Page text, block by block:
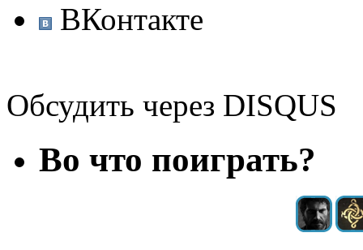
ВКонтакте
Обсудить через DISQUS
Во что поиграть?